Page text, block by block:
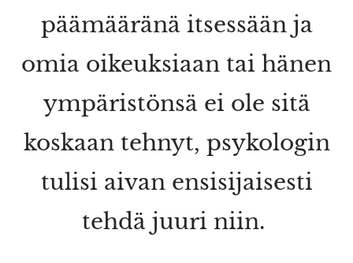
päämääränä itsessään ja
omia oikeuksiaan tai hänen
ympäristönsä ei ole sitä
koskaan tehnyt, psykologin
tulisi aivan ensisijaisesti
tehdä juuri niin.